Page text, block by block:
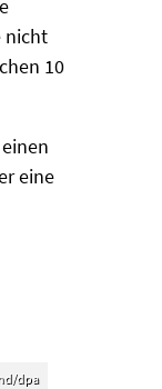
nicht
10
eine
dpa